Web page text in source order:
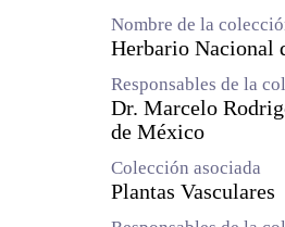
Nombre de la
Herbario
Responsables de la
Dr. Marcelo
de México
Colección asociada
Plantas Vasculares